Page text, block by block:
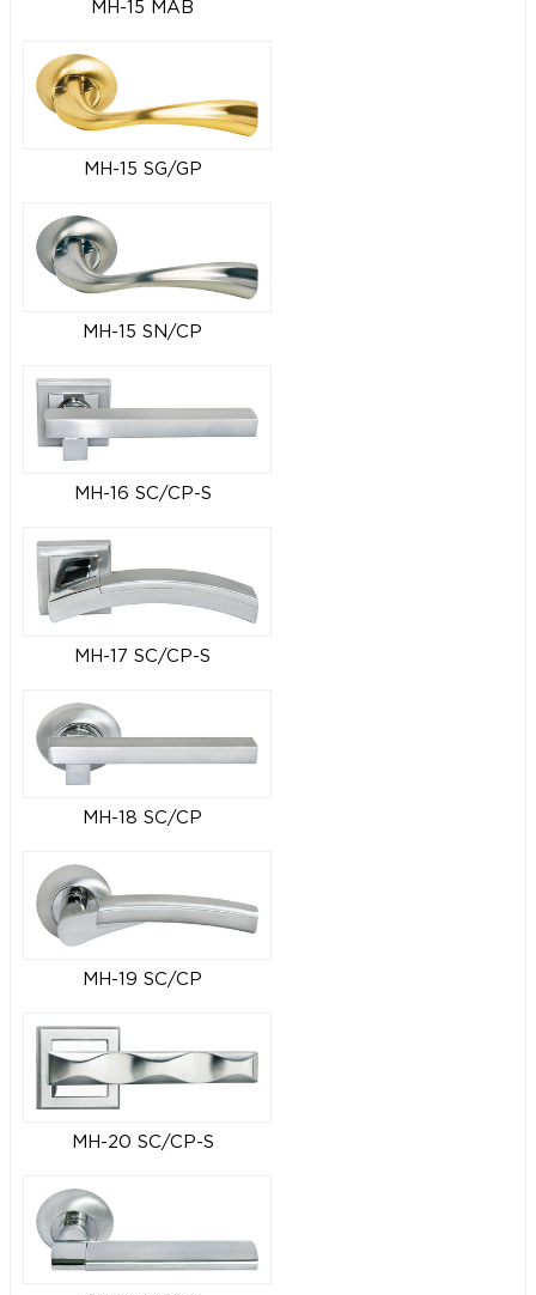
MH-15 MAB
MH-15 SG/GP
MH-15 SN/CP
MH-16 SC/CP-S
MH-17 SC/CP-S
MH-18 SC/CP
MH-19 SC/CP
MH-20 SC/CP-S